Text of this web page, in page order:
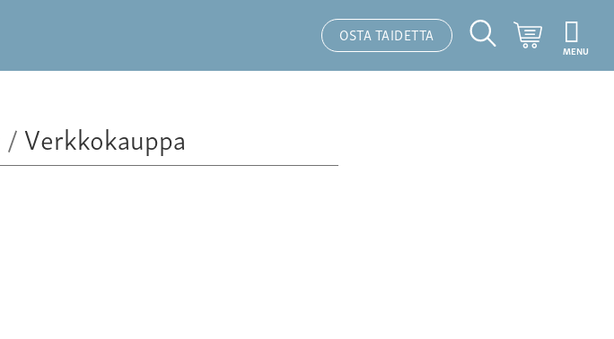
OSTA TAIDETTA
Hakutoiminto
Ostoskori
MENU
/Verkkokauppa